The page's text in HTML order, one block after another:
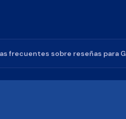
frecuentes sobre reseñas para